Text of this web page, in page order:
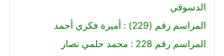
الدسوقي
المراسم رقم (229) : أميرة فكري أحمد
المراسم رقم 228 : محمد حلمي نصار